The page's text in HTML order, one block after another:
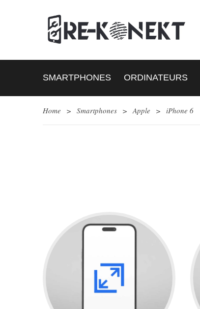
SMARTPHONES ORDINATEURS
Home > Smartphones > Apple > iPhone 6